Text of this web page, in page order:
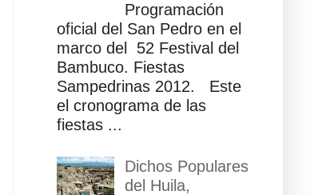
Programación
oficial del San Pedro en el
marco del 52 Festival del
Bambuco. Fiestas
Sampedrinas 2012. Este
el cronograma de las
fiestas ...
Dichos Populares
del Huila,